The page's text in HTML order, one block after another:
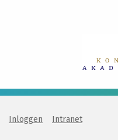
Inloggen Intranet